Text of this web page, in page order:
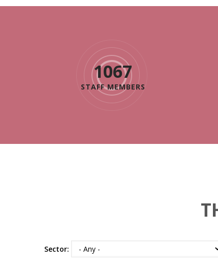
1490
STAFF MEMBERS
Sector: